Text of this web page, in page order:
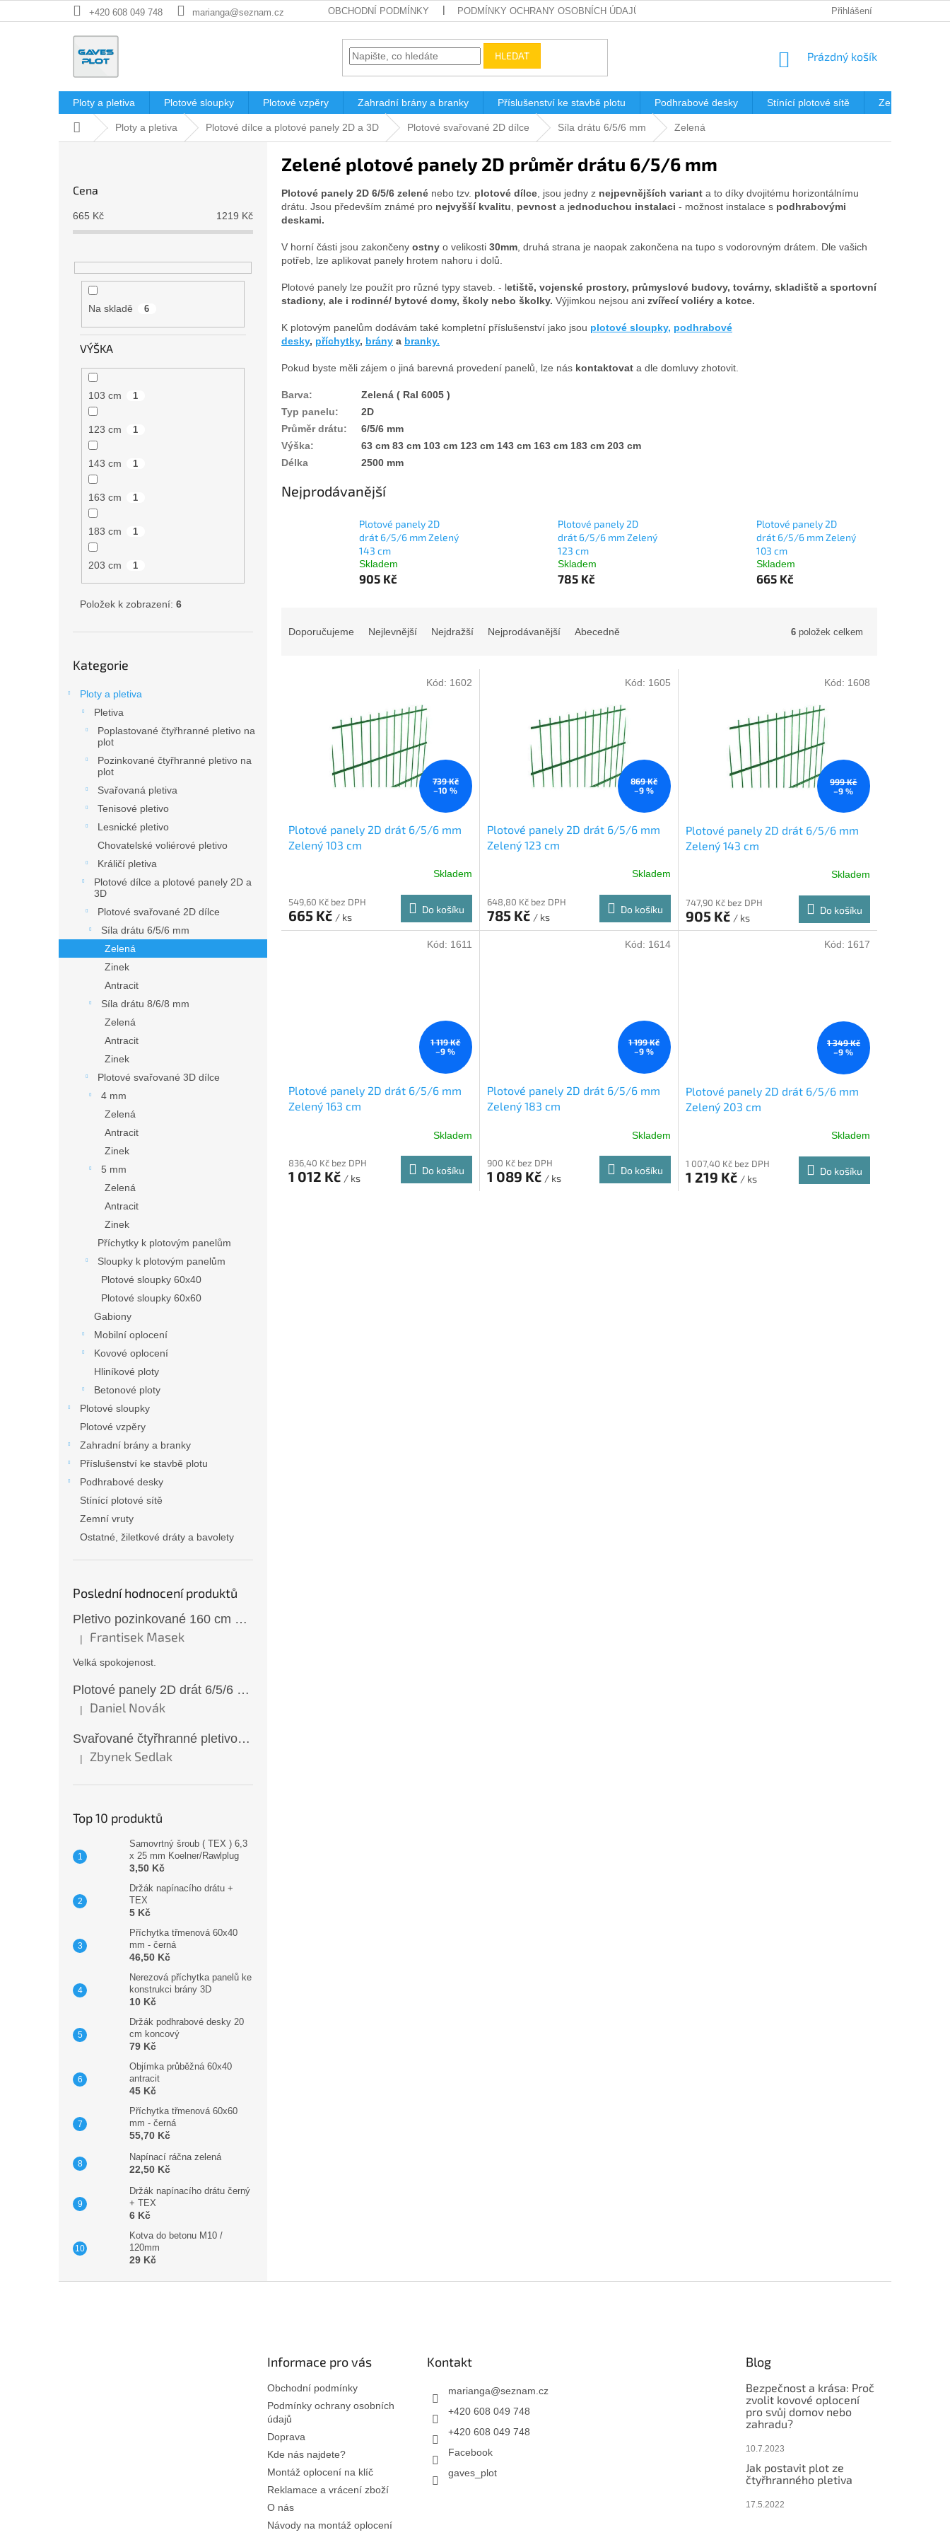
na
+420 608 049 748 marianga@seznam.cz OBCHODNÍ PODMÍNKY PODMÍNKY OCHRANY OSOBNÍCH ÚDAJŮ MONTÁŽ
Přihlášení
HLEDAT
NÁKUPNÍ
Prázdný košík
Ploty a pletiva Plotové sloupky Plotové vzpěry Zahradní brány a branky Příslušenství ke stavbě plotu Podhrabové desky Stínící plotové sítě Zemní vruty
Domů Ploty a pletiva Plotové dílce a plotové panely 2D a 3D Plotové svařované 2D dílce Síla drátu 6/5/6 mm Zelená
Cena
665 Kč 1219 Kč
Na skladě 6
VÝŠKA
103 cm 1
123 cm 1
143 cm 1
163 cm 1
183 cm 1
203 cm 1
Položek k zobrazení: 6
kategorie
Kategorie
Ploty a pletiva
Pletiva
Poplastované čtyřhranné pletivo na
plot
Pozinkované čtyřhranné pletivo na
plot
Svařovaná pletiva
Tenisové pletivo
Lesnické pletivo
Chovatelské voliérové pletivo
Králičí pletiva
Plotové dílce a plotové panely 2D a
3D
Plotové svařované 2D dílce
Síla drátu 6/5/6 mm
Zelená
Zinek
Antracit
Síla drátu 8/6/8 mm
Zelená
Antracit
Zinek
Plotové svařované 3D dílce
4 mm
Zelená
Antracit
Zinek
5 mm
Zelená
Antracit
Zinek
Příchytky k plotovým panelům
Sloupky k plotovým panelům
Plotové sloupky 60x40
Plotové sloupky 60x60
Gabiony
Mobilní oplocení
Kovové oplocení
Hliníkové ploty
Betonové ploty
Plotové sloupky
Plotové vzpěry
Zahradní brány a branky
Příslušenství ke stavbě plotu
Podhrabové desky
Stínící plotové sítě
Zemní vruty
Ostatné, žiletkové dráty a bavolety
Poslední hodnocení produktů
Pletivo pozinkované 160 cm 50×50/2,5 mm bez zapleteného drátu
Hodnocení produktu je 5 z 5 hvězdiček.
| Frantisek Masek
Velká spokojenost.
Plotové panely 2D drát 6/5/6 mm antracit 163 cm
Hodnocení produktu je 5 z 5 hvězdiček.
| Daniel Novák
Svařované čtyřhranné pletivo ZN oko 6x6 mm Ø 0,65 mm 100 cm
Hodnocení produktu je 5 z 5 hvězdiček.
| Zbynek Sedlak
Top 10 produktů
Samovrtný šroub ( TEX ) 6,3
x 25 mm Koelner/Rawlplug
3,50 Kč
Držák napínacího drátu +
TEX
5 Kč
Příchytka třmenová 60x40
mm - černá
46,50 Kč
Nerezová příchytka panelů ke
konstrukci brány 3D
10 Kč
Držák podhrabové desky 20
cm koncový
79 Kč
Objímka průběžná 60x40
antracit
45 Kč
Příchytka třmenová 60x60
mm - černá
55,70 Kč
Napínací ráčna zelená
22,50 Kč
Držák napínacího drátu černý
+ TEX
6 Kč
Kotva do betonu M10 /
120mm
29 Kč
Zelené plotové panely 2D průměr drátu 6/5/6 mm
Plotové panely 2D 6/5/6 zelené nebo tzv. plotové dílce , jsou jedny z nejpevnějších variant a to díky dvojitému horizontálnímu
drátu. Jsou především známé pro nejvyšší kvalitu pevnost a jednoduchou instalaci - možnost instalace s podhrabovými
deskami.
V horní části jsou zakončeny ostny o velikosti 30mm , druhá strana je naopak zakončena na tupo s vodorovným drátem. Dle vašich
potřeb, lze aplikovat panely hrotem nahoru i dolů.
Plotové panely lze použít pro různé typy staveb. - letiště, vojenské prostory, průmyslové budovy, továrny, skladiště a sportovní
stadiony, ale i rodinné/ bytové domy, školy nebo školky. Výjimkou nejsou ani zvířecí voliéry a kotce.
K plotovým panelům dodávám také kompletní příslušenství jako jsou plotové sloupky, podhrabové
desky, příchytky, brány a branky.
Pokud byste měli zájem o jiná barevná provedení panelů, lze nás kontaktovat a dle domluvy zhotovit.
Barva:
Zelená ( Ral 6005 )
Typ panelu:
2D
Průměr drátu:
6/5/6 mm
Výška:
63 cm 83 cm 103 cm 123 cm 143 cm 163 cm 183 cm 203 cm
Délka
2500 mm
Nejprodávanější
Plotové panely 2D
drát 6/5/6 mm Zelený
143 cm
Skladem
905 Kč
Plotové panely 2D
drát 6/5/6 mm Zelený
123 cm
Skladem
785 Kč
Plotové panely 2D
drát 6/5/6 mm Zelený
103 cm
Skladem
665 Kč
Doporučujeme Nejlevnější Nejdražší Nejprodávanější Abecedně 6 položek celkem
739 Kč
–10 %
Plotové panely 2D drát 6/5/6 mm
Zelený 103 cm
Skladem
549,60 Kč bez DPH
665 Kč / ks
Do košíku
Kód: 1602
869 Kč
–9 %
Plotové panely 2D drát 6/5/6 mm
Zelený 123 cm
Skladem
648,80 Kč bez DPH
785 Kč / ks
Do košíku
Kód: 1605
999 Kč
–9 %
Plotové panely 2D drát 6/5/6 mm
Zelený 143 cm
Skladem
747,90 Kč bez DPH
905 Kč / ks
Do košíku
Kód: 1608
1 119 Kč
–9 %
Plotové panely 2D drát 6/5/6 mm
Zelený 163 cm
Skladem
836,40 Kč bez DPH
1 012 Kč / ks
Do košíku
Kód: 1611
1 199 Kč
–9 %
Plotové panely 2D drát 6/5/6 mm
Zelený 183 cm
produktu
je
Skladem
900 Kč bez DPH
1 089 Kč / ks
Do košíku
Kód: 1614
1 349 Kč
–9 %
Plotové panely 2D drát 6/5/6 mm
Zelený 203 cm
Skladem
1 007,40 Kč bez DPH
1 219 Kč / ks
Do košíku
Kód: 1617
Informace pro vás
Obchodní podmínky
Podmínky ochrany osobních
údajů
Doprava
Kde nás najdete?
Montáž oplocení na klíč
Reklamace a vrácení zboží
O nás
Návody na montáž oplocení
Kontakt
marianga@seznam.cz
+420 608 049 748
+420 608 049 748
Facebook
gaves_plot
Blog
Bezpečnost a krása: Proč
zvolit kovové oplocení
pro svůj domov nebo
zahradu?
10.7.2023
Jak postavit plot ze
čtyřhranného pletiva
17.5.2022